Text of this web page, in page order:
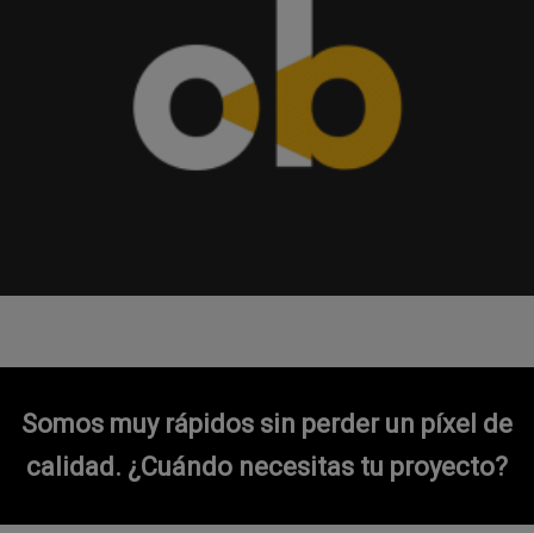
Somos muy rápidos sin perder un píxel de
calidad. ¿Cuándo necesitas tu proyecto?